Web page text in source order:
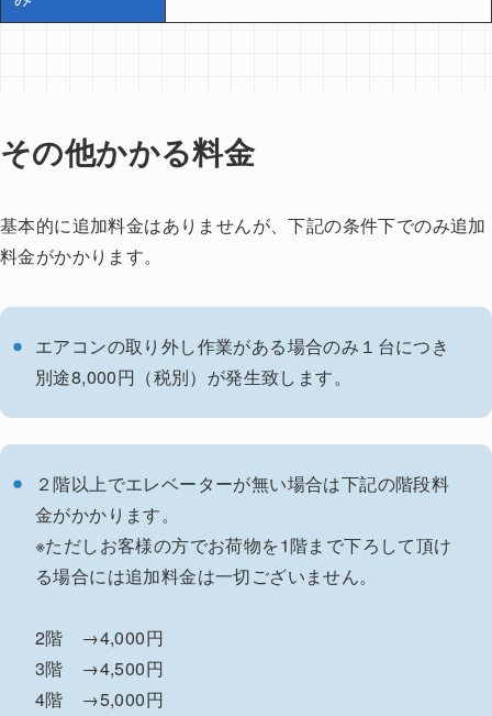
その他かかる料金
基本的に追加料金はありませんが、下記の条件下でのみ追加
料金がかかります。
エアコンの取り外し作業がある場合のみ１台につき
別途8,000円（税別）が発生致します。
２階以上でエレベーターが無い場合は下記の階段料
金がかかります。
※ただしお客様の方でお荷物を1階まで下ろして頂け
る場合には追加料金は一切ございません。
2階 →4,000円
3階 →4,500円
4階 →5,000円